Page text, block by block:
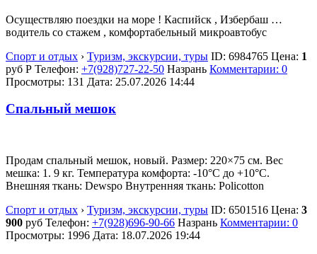
Осуществляю поездки на море ! Каспийск , Избербаш …
водитель со стажем , комфортабельный микроавтобус
Спорт и отдых › Туризм, экскурсии, туры ID: 6984765 Цена: 1
руб Р Телефон: +7(928)727-22-50 Назрань Комментарии: 0
Просмотры: 131 Дата: 25.07.2026 14:44
Спальный мешок
Продам спальный мешок, новый. Pазмер: 220×75 см. Вес
мешка: 1. 9 кг. Температура комфорта: -10°С до +10°С.
Внешняя ткань: Dewspo Внутренняя ткань: Policotton
Спорт и отдых › Туризм, экскурсии, туры ID: 6501516 Цена: 3
900 руб Телефон: +7(928)696-90-66 Назрань Комментарии: 0
Просмотры: 1996 Дата: 18.07.2026 19:44